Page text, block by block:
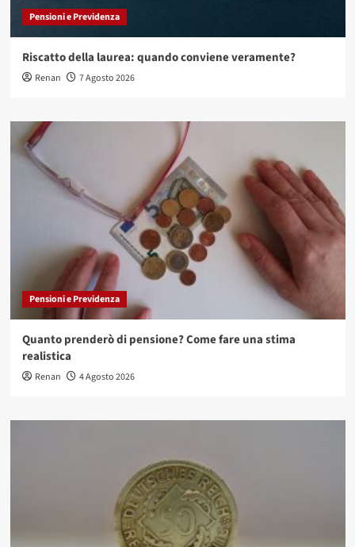
Pensioni e Previdenza
Riscatto della laurea: quando conviene veramente?
Renan 7 Agosto 2026
Pensioni e Previdenza
Quanto prenderò di pensione? Come fare una stima
realistica
Renan 4 Agosto 2026